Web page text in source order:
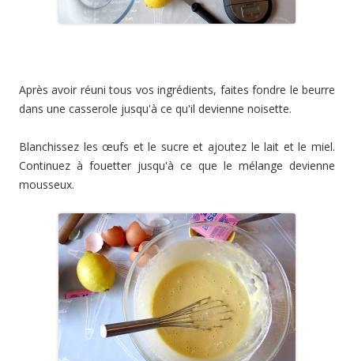
Après avoir réuni tous vos ingrédients, faites fondre le beurre
dans une casserole jusqu'à ce qu'il devienne noisette.
Blanchissez les œufs et le sucre et ajoutez le lait et le miel.
Continuez à fouetter jusqu'à ce que le mélange devienne
mousseux.